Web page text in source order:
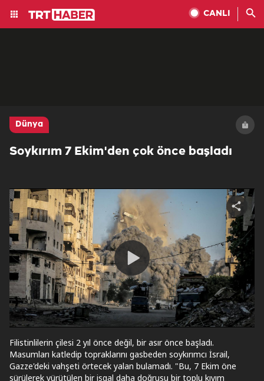
CANLI
Dünya
Soykırım 7 Ekim'den çok önce başladı
Play
Video
Share
video
Filistinlilerin çilesi 2 yıl önce değil, bir asır önce başladı.
Masumları katledip topraklarını gasbeden soykırımcı İsrail,
Gazze'deki vahşeti örtecek yalan bulamadı. "Bu, 7 Ekim öne
sürülerek yürütülen bir işgal daha doğrusu bir toplu kıyım